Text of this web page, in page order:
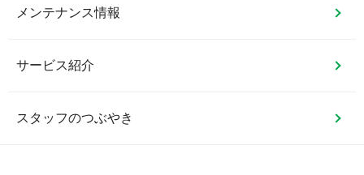
メンテナンス情報
サービス紹介
スタッフのつぶやき